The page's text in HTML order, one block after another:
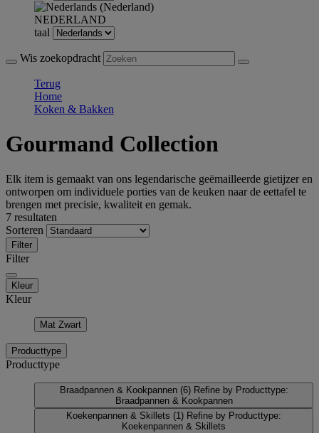
NEDERLAND
taal
Wis zoekopdracht
Terug
Home
Koken & Bakken
Gourmand Collection
Elk item is gemaakt van ons legendarische geëmailleerde gietijzer en
ontworpen om individuele porties van de keuken naar de eettafel te
brengen met precisie, kwaliteit en gemak.
7 resultaten
Sorteren
Filter
Filter
Kleur
Kleur
Mat Zwart
Producttype
Producttype
Braadpannen & Kookpannen (6) Refine by Producttype:
Braadpannen & Kookpannen
Koekenpannen & Skillets (1) Refine by Producttype:
Koekenpannen & Skillets